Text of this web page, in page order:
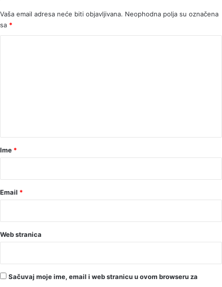
Vaša email adresa neće biti objavljivana. Neophodna polja su označena
sa *
r
Ime *
Email *
Web stranica
Sačuvaj moje ime, email i web stranicu u ovom browseru za